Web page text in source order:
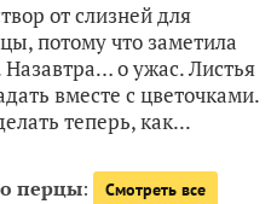
от слизней для
потому что заметила
о ужас. Листья
вместе с цветочками.
теперь, как...
перцы: Смотреть все